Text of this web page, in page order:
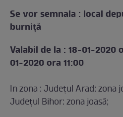
Se vor semnala : local
burniţă
Valabil de la : 18-01-2020
01-2020 ora 11:00
In zona : Județul Arad: zona
Județul Bihor: zona joasă;